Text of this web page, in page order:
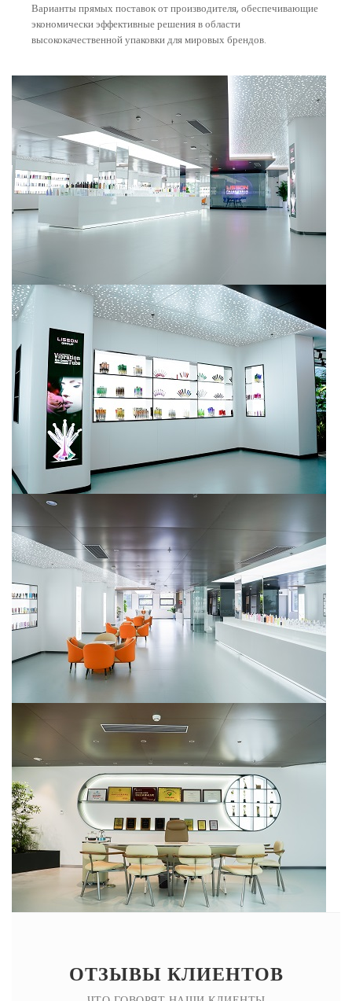
Варианты прямых поставок от производителя, обеспечивающие
экономически эффективные решения в области
высококачественной упаковки для мировых брендов.
ОТЗЫВЫ КЛИЕНТОВ